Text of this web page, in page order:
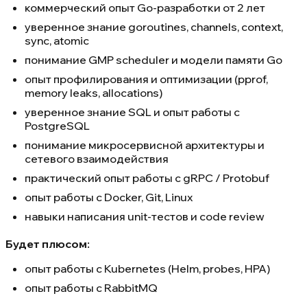
коммерческий опыт Go-разработки от 2 лет
уверенное знание goroutines, channels, context,
sync, atomic
понимание GMP scheduler и модели памяти Go
опыт профилирования и оптимизации (pprof,
memory leaks, allocations)
уверенное знание SQL и опыт работы с
PostgreSQL
понимание микросервисной архитектуры и
сетевого взаимодействия
практический опыт работы с gRPC / Protobuf
опыт работы с Docker, Git, Linux
навыки написания unit-тестов и code review
Будет плюсом:
опыт работы с Kubernetes (Helm, probes, HPA)
опыт работы с RabbitMQ